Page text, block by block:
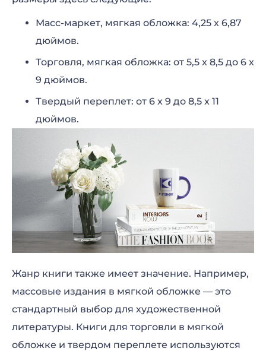
Масс-маркет, мягкая обложка: 4,25 x 6,87
дюймов.
Торговля, мягкая обложка: от 5,5 x 8,5 до 6 x
9 дюймов.
Твердый переплет: от 6 x 9 до 8,5 x 11
дюймов.
Жанр книги также имеет значение. Например,
массовые издания в мягкой обложке — это
стандартный выбор для художественной
литературы. Книги для торговли в мягкой
обложке и твердом переплете используются